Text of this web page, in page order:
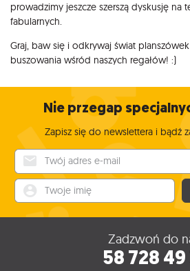
prowadzimy jeszcze szerszą dyskusję na
fabularnych.
Graj, baw się i odkrywaj świat
buszowania wśród naszych regałów! :)
Nie przegap
Zapisz się do newslettera i bądź
Zadzwoń do
58 728 49